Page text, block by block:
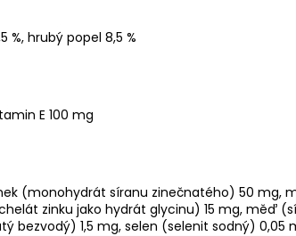
%, hrubý popel 8,5 %
E 100 mg
(monohydrát síranu zinečnatého) 50 mg,
zinku jako hydrát glycinu) 15 mg, měď
1,5 mg, selen (selenit sodný) 0,05